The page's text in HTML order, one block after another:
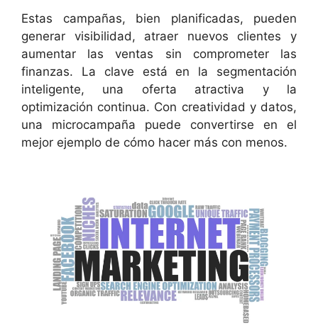
Estas campañas, bien planificadas, pueden
generar visibilidad, atraer nuevos clientes y
aumentar las ventas sin comprometer las
finanzas. La clave está en la segmentación
inteligente, una oferta atractiva y la
optimización continua. Con creatividad y datos,
una microcampaña puede convertirse en el
mejor ejemplo de cómo hacer más con menos.